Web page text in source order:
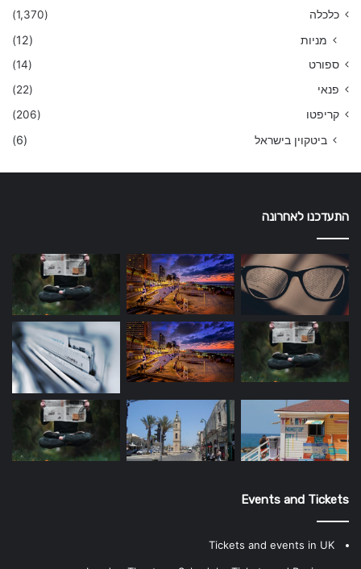
כלכלה
(1,370)
מניות (12)
ספורט
(14)
פנאי
(22)
קריפטו
(206)
ביטקוין בישראל (6)
התעדכנו לאחרונה
Events and Tickets
Tickets and events in UK